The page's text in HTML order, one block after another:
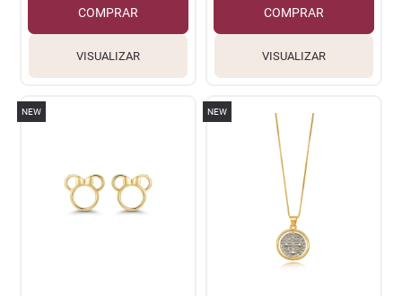
COMPRAR
VISUALIZAR
COMPRAR
VISUALIZAR
NEW NEW